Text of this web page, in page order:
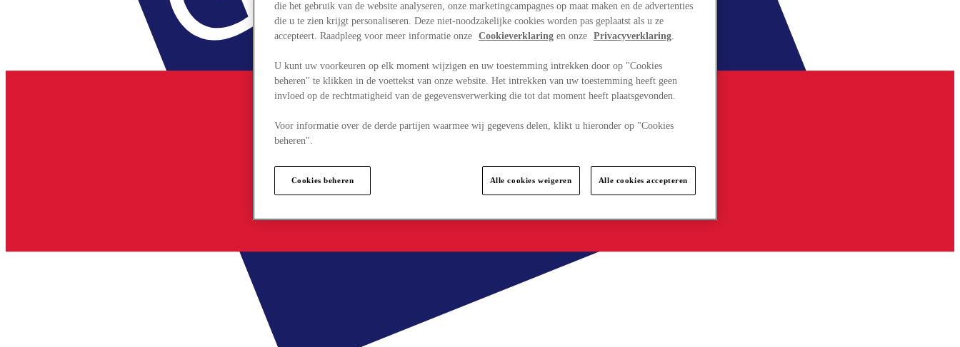
die het gebruik van de website analyseren, onze marketingcampagnes op maat maken en de advertenties
die u te zien krijgt personaliseren. Deze niet-noodzakelijke cookies worden pas geplaatst als u ze
accepteert. Raadpleeg voor meer informatie onze Cookieverklaring en onze Privacyverklaring.
U kunt uw voorkeuren op elk moment wijzigen en uw toestemming intrekken door op "Cookies
beheren" te klikken in de voettekst van onze website. Het intrekken van uw toestemming heeft geen
invloed op de rechtmatigheid van de gegevensverwerking die tot dat moment heeft plaatsgevonden.
Voor informatie over de derde partijen waarmee wij gegevens delen, klikt u hieronder op "Cookies
beheren".
Cookies beheren Alle cookies weigeren Alle cookies accepteren